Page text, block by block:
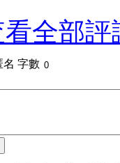
看全部評
名 字數